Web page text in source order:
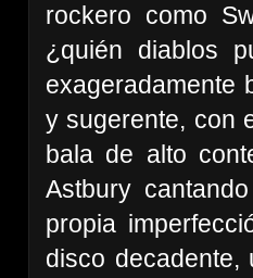
rockero como
¿quién diablos
exageradamente
y sugerente, con
bala de alto
Astbury
propia
disco decadente,